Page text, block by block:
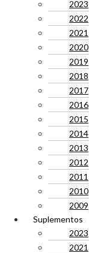
2023
2022
2021
2020
2019
2018
2017
2016
2015
2014
2013
2012
2011
2010
2009
Suplementos
2023
2021